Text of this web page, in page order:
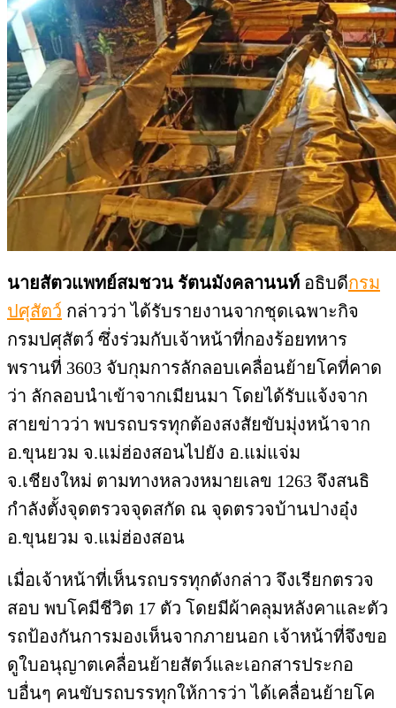
นายสัตวแพทย์สมชวน รัตนมังคลานนท์อธิบดีกรม
ปศุสัตว์
กล่าวว่า ได้รับรายงานจากชุดเฉพาะกิจ
กรมปศุสัตว์ ซึ่งร่วมกับเจ้าหน้าที่กองร้อยทหาร
พรานที่ 3603 จับกุมการลักลอบเคลื่อนย้ายโคที่คาด
ว่า ลักลอบนำเข้าจากเมียนมา โดยได้รับแจ้งจาก
สายข่าวว่า พบรถบรรทุกต้องสงสัยขับมุ่งหน้าจาก
อ.ขุนยวม จ.แม่ฮ่องสอนไปยัง อ.แม่แจ่ม
จ.เชียงใหม่ ตามทางหลวงหมายเลข 1263 จึงสนธิ
กำลังตั้งจุดตรวจจุดสกัด ณ จุดตรวจบ้านปางอุ๋ง
อ.ขุนยวม จ.แม่ฮ่องสอน
เมื่อเจ้าหน้าที่เห็นรถบรรทุกดังกล่าว จึงเรียกตรวจ
รถป้องกันการมองเห็นจากภายนอก เจ้าหน้าที่จึงขอ
ดูใบอนุญาตเคลื่อนย้ายสัตว์และเอกสารประกอ
บอื่นๆ คนขับรถบรรทุกให้การว่า ได้เคลื่อนย้ายโค
ทั้งหมด จาก อ.เมืองแม่ฮ่องสอน เพื่อนำไปขายที่
ตลาดนัดโคกระบือที่ จ. เชียงใหม่ แต่ไม่ได้ขอ
อนุญาตจากสัตวแพทย์ท้องที่ต้นทาง